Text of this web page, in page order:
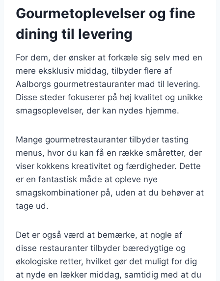
Gourmetoplevelser og fine
dining til levering
For dem, der ønsker at forkæle sig selv med en
mere eksklusiv middag, tilbyder flere af
Aalborgs gourmetrestauranter mad til levering.
Disse steder fokuserer på høj kvalitet og unikke
smagsoplevelser, der kan nydes hjemme.
Mange gourmetrestauranter tilbyder tasting
menus, hvor du kan få en række småretter, der
viser kokkens kreativitet og færdigheder. Dette
er en fantastisk måde at opleve nye
smagskombinationer på, uden at du behøver at
tage ud.
Det er også værd at bemærke, at nogle af
disse restauranter tilbyder bæredygtige og
økologiske retter, hvilket gør det muligt for dig
at nyde en lækker middag, samtidig med at du